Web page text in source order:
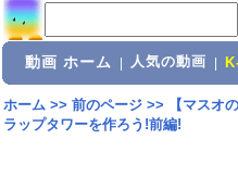
動画 ホーム 人気の動画
ホーム>> 前のページ>>
【マスオ
ラップタワーを作ろう!前編!